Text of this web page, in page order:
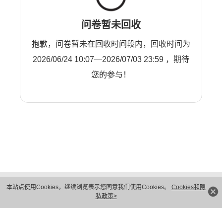
本站点使用Cookies，继续浏览表示您同意我们使用Cookies。 Cookies和隐
私政策>
问卷暂未回收
抱歉，问卷暂未在回收时间段内，回收时间为
2026/06/24 10:07—2026/07/03 23:59 ，期待
您的参与！
隐私保护
法律声明